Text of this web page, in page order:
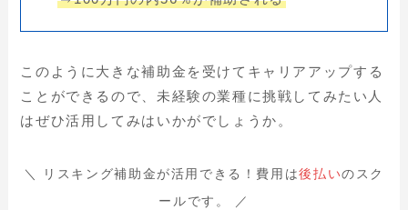
このように 大きな補助金を受けてキャリアアップする
ことができるので、未経験の業種に挑戦してみたい人
はぜひ活用してみはいかがでしょうか。
＼ リスキング補助金が活用できる！費用は後払いのスク
ールです。 ／